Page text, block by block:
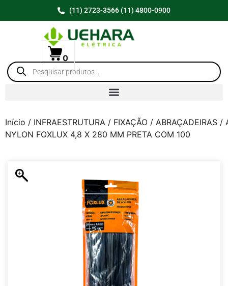
(11) 2723-3566 (11) 4800-0900
0
Início / INFRAESTRUTURA / FIXAÇÃO / ABRAÇADEIRAS /
NYLON FOXLUX 4,8 X 280 MM PRETA COM 100